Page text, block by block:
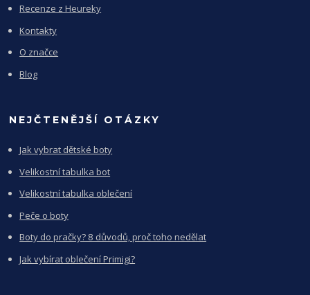
Recenze z Heureky
Kontakty
O značce
Blog
NEJČTENĚJŠÍ OTÁZKY
Jak vybrat dětské boty
Velikostní tabulka bot
Velikostní tabulka oblečení
Peče o boty
Boty do pračky? 8 důvodů, proč toho nedělat
Jak vybírat oblečení Primigi?